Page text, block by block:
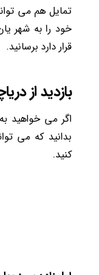
تمایل هم می
قرار دارد برسانید.
بازدید از
اگر می خواهید
بدانید که می
کنید.